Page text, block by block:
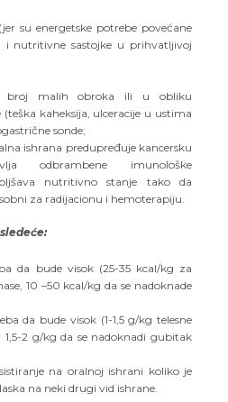
su energetske potrebe povećane
i nutritivne sastojke u prihvatljivoj
broj malih obroka ili u obliku
kaheksija, ulceracije u ustima
sonde;
ishrana predupređuje kancersku
odbrambene imunološke
nutritivno stanje tako da
za radijacionu i hemoterapiju.
da bude visok (25-35 kcal/kg za
10 –50 kcal/kg da se nadoknade
da bude visok (1-1,5 g/kg telesne
1,5-2 g/kg da se nadoknadi gubitak
na oralnoj ishrani koliko je
na neki drugi vid ishrane.